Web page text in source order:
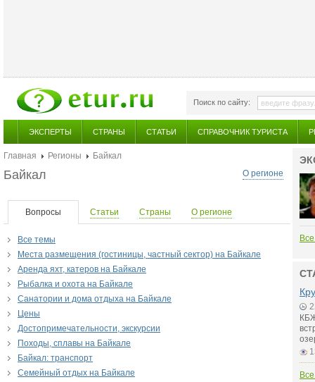
Поиск по сайту:
ЭКСПЕРТЫ СТРАНЫ СТАТЬИ СПРАВОЧНИК ТУРИСТА
Главная Регионы
Байкал
О регионе
Байкал
Вопросы Статьи Страны О регионе
Все темы
Места размещения (гостиницы, частный сектор) на Байкале
Аренда яхт, катеров на Байкале
Рыбалка и охота на Байкале
Санатории и дома отдыха на Байкале
Цены
Достопримечательности, экскурсии
Походы, сплавы на Байкале
Байкал: транспорт
Семейный отдых на Байкале